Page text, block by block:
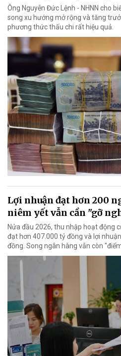
Ông Nguyễn Đức Lệnh - NHNN cho
song xu hướng mở rộng và tăng
phương thức thấu chi rất hiệu quả.
Lợi nhuận đạt hơn 200
niêm yết vẫn cần "gỡ
Nửa đầu 2026, thu nhập hoạt động
đạt hơn 407.000 tỷ đồng và lợi
đồng. Song ngân hàng vẫn còn